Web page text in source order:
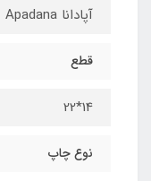
آپادانا Apadana
قطع
14*22
نوع چاپ